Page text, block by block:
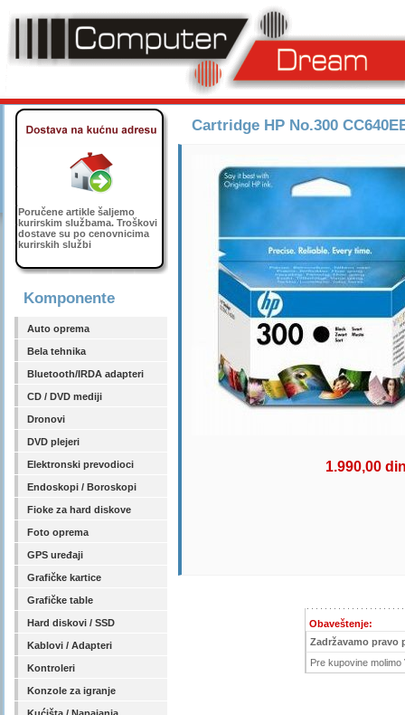
Poručene artikle šaljemo
kurirskim službama. Troškovi
dostave su po cenovnicima
kurirskih službi
Komponente
Auto oprema
Bela tehnika
Bluetooth/IRDA adapteri
CD / DVD mediji
Dronovi
DVD plejeri
Elektronski prevodioci
Endoskopi / Boroskopi
Fioke za hard diskove
Foto oprema
GPS uređaji
Grafičke kartice
Grafičke table
Hard diskovi / SSD
Kablovi / Adapteri
Kontroleri
Konzole za igranje
Cartridge HP No.300
1.990,00
Obaveštenje:
Zadržavamo pravo
Pre kupovine